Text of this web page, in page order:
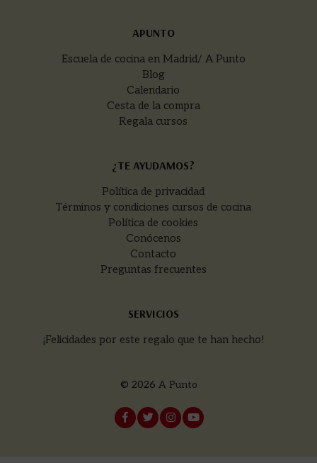
APUNTO
Escuela de cocina en Madrid/ A Punto
Blog
Calendario
Cesta de la compra
Regala cursos
¿TE AYUDAMOS?
Política de privacidad
Términos y condiciones cursos de cocina
Política de cookies
Conócenos
Contacto
Preguntas frecuentes
SERVICIOS
¡Felicidades por este regalo que te han hecho!
© 2026 A Punto